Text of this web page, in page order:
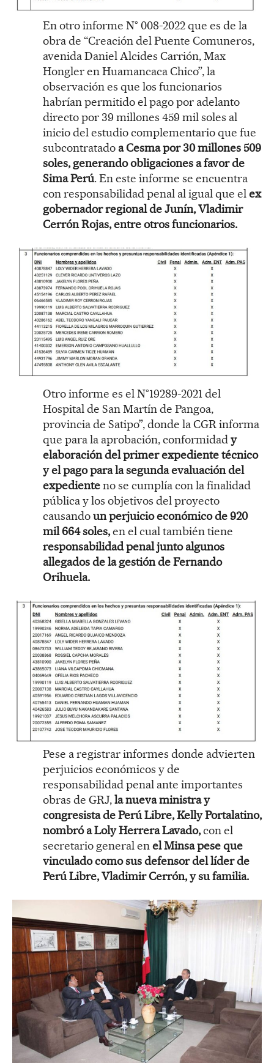
En otro informe N° 008-2022 que es de la
obra de “Creación del Puente Comuneros,
avenida Daniel Alcides Carrión, Max
Hongler en Huamancaca Chico”, la
observación es que los funcionarios
habrían permitido el pago por adelanto
directo por 39 millones 459 mil soles al
inicio del estudio complementario que fue
subcontratado a Cesma por 30 millones 509
soles, generando obligaciones a favor de
Sima Perú. En este informe se encuentra
con responsabilidad penal al igual que el ex
gobernador regional de Junín, Vladimir
Cerrón Rojas, entre otros funcionarios.
Otro informe es el N°19289-2021 del
Hospital de San Martín de Pangoa,
provincia de Satipo”, donde la CGR informa
que para la aprobación, conformidady
elaboración del primer expediente técnico
y el pago para la segunda evaluación del
expedienteno se cumplía con la finalidad
pública y los objetivos del proyecto
causandoun perjuicio económico de 920
mil 664 soles,en el cual también tiene
responsabilidad penal junto algunos
allegados de la gestión de Fernando
Orihuela.
Pese a registrar informes donde advierten
perjuicios económicos y de
responsabilidad penal ante importantes
obras de GRJ,la nueva ministra y
congresista de Perú Libre, Kelly Portalatino,
nombró a Loly Herrera Lavado,con el
secretario general enel Minsa pese que
vinculado como sus defensor del líder de
Perú Libre, Vladimir Cerrón, y su familia.